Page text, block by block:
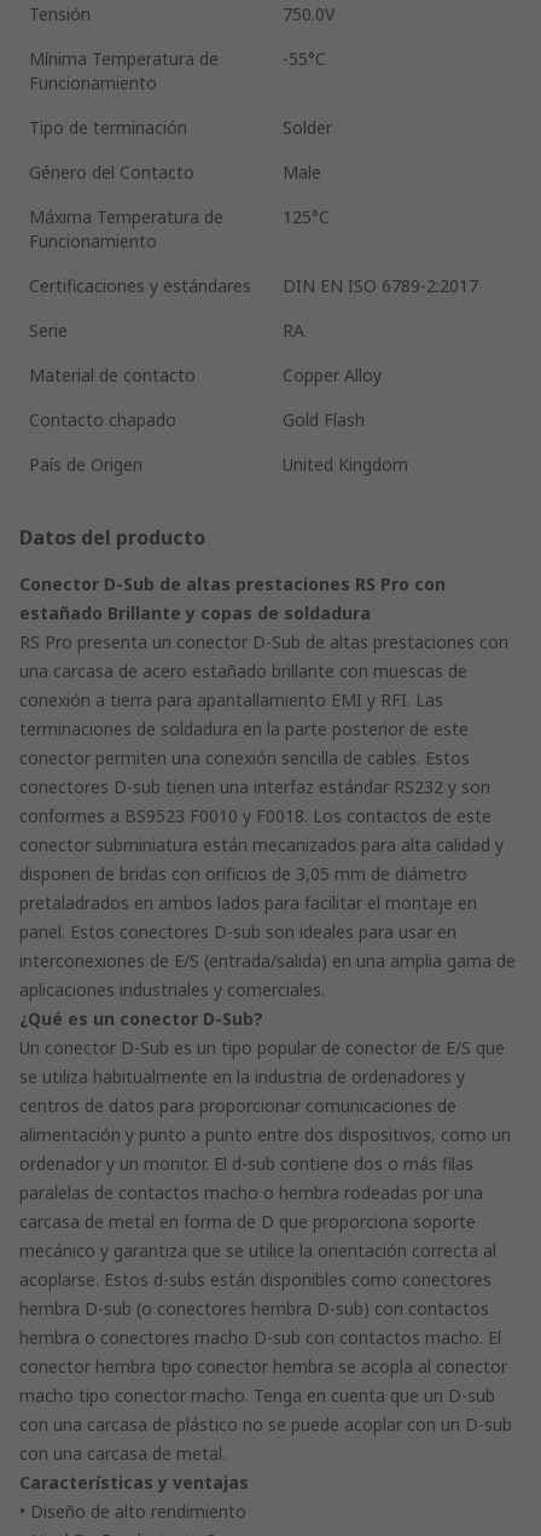
Tensión
750.0V
Mínima Temperatura de
Funcionamiento
-55°C
Tipo de terminación
Solder
Género del Contacto
Male
Máxima Temperatura de
Funcionamiento
125°C
Certificaciones y estándares
DIN EN ISO 6789-2:2017
Serie
RA
Material de contacto
Copper Alloy
Contacto chapado
Gold Flash
País de Origen
United Kingdom
Datos del producto
Conector D-Sub de altas prestaciones RS Pro con
estañado Brillante y copas de soldadura
RS Pro presenta un conector D-Sub de altas prestaciones con
una carcasa de acero estañado brillante con muescas de
conexión a tierra para apantallamiento EMI y RFI. Las
terminaciones de soldadura en la parte posterior de este
conector permiten una conexión sencilla de cables. Estos
conectores D-sub tienen una interfaz estándar RS232 y son
conformes a BS9523 F0010 y F0018. Los contactos de este
conector subminiatura están mecanizados para alta calidad y
disponen de bridas con orificios de 3,05 mm de diámetro
pretaladrados en ambos lados para facilitar el montaje en
panel. Estos conectores D-sub son ideales para usar en
interconexiones de E/S (entrada/salida) en una amplia gama de
aplicaciones industriales y comerciales.
¿Qué es un conector D-Sub?
Un conector D-Sub es un tipo popular de conector de E/S que
se utiliza habitualmente en la industria de ordenadores y
centros de datos para proporcionar comunicaciones de
alimentación y punto a punto entre dos dispositivos, como un
ordenador y un monitor. El d-sub contiene dos o más filas
paralelas de contactos macho o hembra rodeadas por una
carcasa de metal en forma de D que proporciona soporte
mecánico y garantiza que se utilice la orientación correcta al
acoplarse. Estos d-subs están disponibles como conectores
hembra D-sub (o conectores hembra D-sub) con contactos
hembra o conectores macho D-sub con contactos macho. El
conector hembra tipo conector hembra se acopla al conector
macho tipo conector macho. Tenga en cuenta que un D-sub
con una carcasa de plástico no se puede acoplar con un D-sub
con una carcasa de metal.
Características y ventajas
• Diseño de alto rendimiento